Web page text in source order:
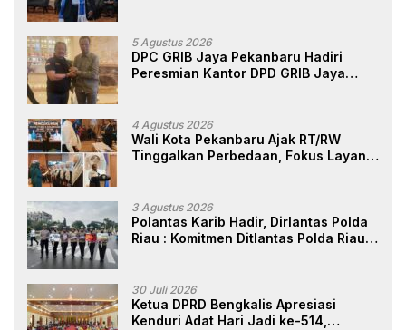
5 Agustus 2026
DPC GRIB Jaya Pekanbaru Hadiri
Peresmian Kantor DPD GRIB Jaya
4 Agustus 2026
Wali Kota Pekanbaru Ajak RT/RW
Tinggalkan Perbedaan, Fokus Layani
3 Agustus 2026
Polantas Karib Hadir, Dirlantas Polda
Riau : Komitmen Ditlantas Polda Riau
Masyarakat
30 Juli 2026
Ketua DPRD Bengkalis Apresiasi
Kenduri Adat Hari Jadi ke-514,